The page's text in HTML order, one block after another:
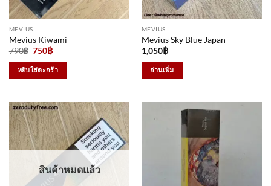
MEVIUS
Mevius Kiwami
790฿ Original
price
was:
790฿.
750฿Current
is:
750฿.
หยิบใส่ตะกร้า
MEVIUS
Mevius Sky Blue Japan
1,050฿
อ่านเพิ่ม
สินค้าหมดแล้ว